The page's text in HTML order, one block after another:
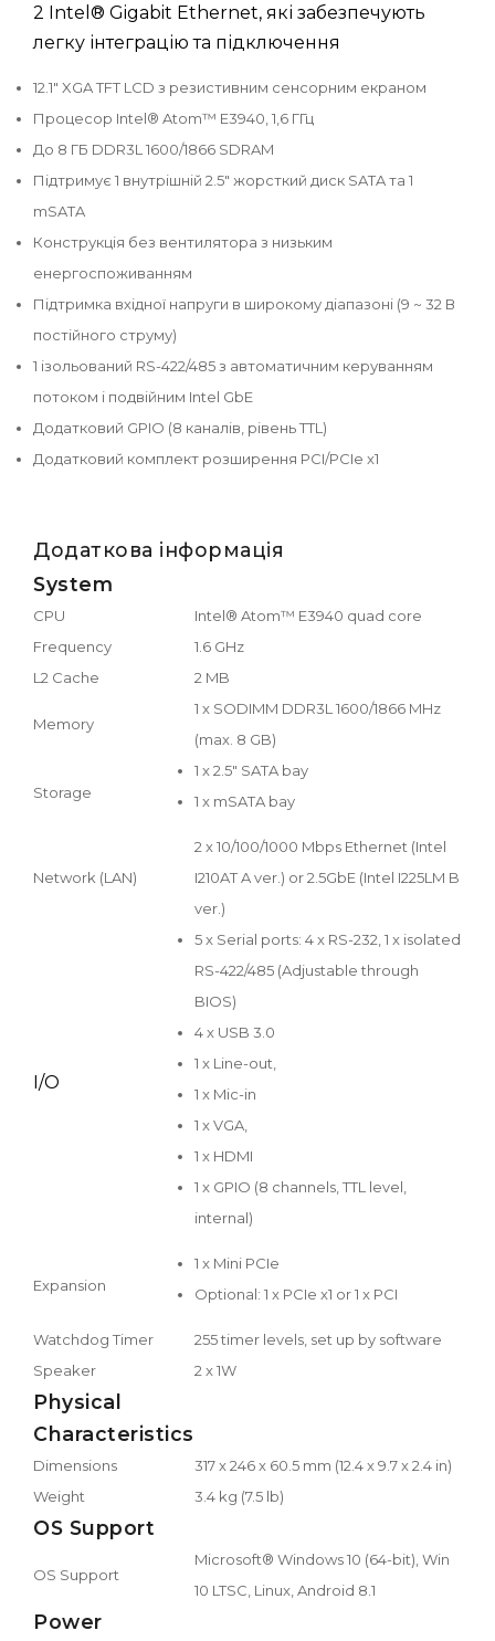
2 Intel® Gigabit Ethernet, які забезпечують
легку інтеграцію та підключення
12.1" XGA TFT LCD з резистивним сенсорним екраном
Процесор Intel® Atom™ E3940, 1,6 ГГц
До 8 ГБ DDR3L 1600/1866 SDRAM
Підтримує 1 внутрішній 2.5" жорсткий диск SATA та 1
mSATA
Конструкція без вентилятора з низьким
енергоспоживанням
Підтримка вхідної напруги в широкому діапазоні (9 ~ 32 В
постійного струму)
1 ізольований RS-422/485 з автоматичним керуванням
потоком і подвійним Intel GbE
Додатковий GPIO (8 каналів, рівень TTL)
Додатковий комплект розширення PCI/PCIe x1
Додаткова інформація
System
CPU
Intel® Atom™ E3940 quad core
Frequency
1.6 GHz
L2 Cache
2 MB
Memory
1 x SODIMM DDR3L 1600/1866 MHz
(max. 8 GB)
Storage
1 x 2.5" SATA bay
1 x mSATA bay
Network (LAN)
2 x 10/100/1000 Mbps Ethernet (Intel
I210AT A ver.) or 2.5GbE (Intel I225LM B
ver.)
I/O
5 x Serial ports: 4 x RS-232, 1 x isolated
RS-422/485 (Adjustable through
BIOS)
4 x USB 3.0
1 x Line-out,
1 x Mic-in
1 x VGA,
1 x HDMI
1 x GPIO (8 channels, TTL level,
internal)
Expansion
1 x Mini PCIe
Optional: 1 x PCIe x1 or 1 x PCI
Watchdog Timer
255 timer levels, set up by software
Speaker
2 x 1W
Physical
Characteristics
Dimensions
317 x 246 x 60.5 mm (12.4 x 9.7 x 2.4 in)
Weight
3.4 kg (7.5 lb)
OS Support
OS Support
Microsoft® Windows 10 (64-bit), Win
10 LTSC, Linux, Android 8.1
Power